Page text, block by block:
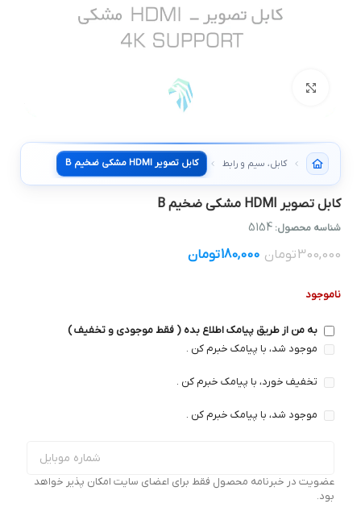
کابل، سیم و رابط کابل تصوير HDMI مشکي ضخیم B
کابل تصوير HDMI مشکي ضخیم B
شناسه محصول: 5154
300,000تومان 180,000تومان
ناموجود
به من از طریق پیامک اطلاع بده ( فقط موجودی و تخفیف )
موجود شد، با پیامک خبرم کن .
تخفیف خورد، با پیامک خبرم کن .
موجود شد، با پیامک خبرم کن .
عضویت در خبرنامه محصول فقط برای اعضای سایت امکان پذیر خواهد
بود.